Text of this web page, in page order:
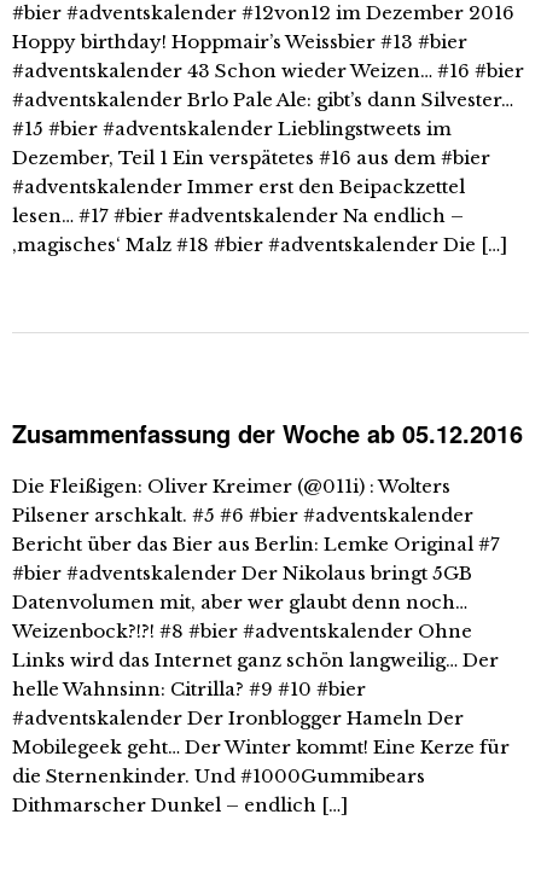
#bier #adventskalender #12von12 im Dezember 2016
Hoppy birthday! Hoppmair’s Weissbier #13 #bier
#adventskalender 43 Schon wieder Weizen… #16 #bier
#adventskalender Brlo Pale Ale: gibt’s dann Silvester…
#15 #bier #adventskalender Lieblingstweets im
Dezember, Teil 1 Ein verspätetes #16 aus dem #bier
#adventskalender Immer erst den Beipackzettel
lesen… #17 #bier #adventskalender Na endlich –
‚magisches‘ Malz #18 #bier #adventskalender Die […]
Zusammenfassung der Woche ab 05.12.2016
Die Fleißigen: Oliver Kreimer (@011i) : Wolters
Pilsener arschkalt. #5 #6 #bier #adventskalender
Bericht über das Bier aus Berlin: Lemke Original #7
#bier #adventskalender Der Nikolaus bringt 5GB
Datenvolumen mit, aber wer glaubt denn noch…
Weizenbock?!?! #8 #bier #adventskalender Ohne
Links wird das Internet ganz schön langweilig… Der
helle Wahnsinn: Citrilla? #9 #10 #bier
#adventskalender Der Ironblogger Hameln Der
Mobilegeek geht… Der Winter kommt! Eine Kerze für
die Sternenkinder. Und #1000Gummibears
Dithmarscher Dunkel – endlich […]